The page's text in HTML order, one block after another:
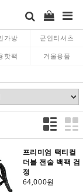
가방 군인티셔츠
핫팩 겨울용품
프리미엄 택티컬
더블 전술 백팩 검
정
64,000원